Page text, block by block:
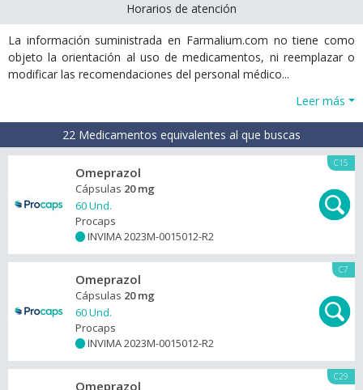
Horarios de atención
La información suministrada en Farmalium.com no tiene como
objeto la orientación al uso de medicamentos, ni reemplazar o
modificar las recomendaciones del personal médico...
Leer más
22 Medicamentos equivalentes al que buscas
C15
Omeprazol
Cápsulas 20 mg
60 Und.
Procaps
INVIMA 2023M-0015012-R2
C7
Omeprazol
Cápsulas 20 mg
60 Und.
Procaps
INVIMA 2023M-0015012-R2
C29
Omeprazol